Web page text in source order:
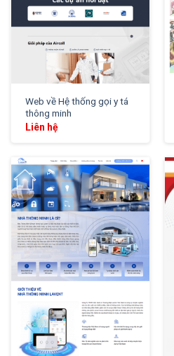
Web về Hệ thống gọi y tá
thông minh
Liên hệ
XEM THỬ